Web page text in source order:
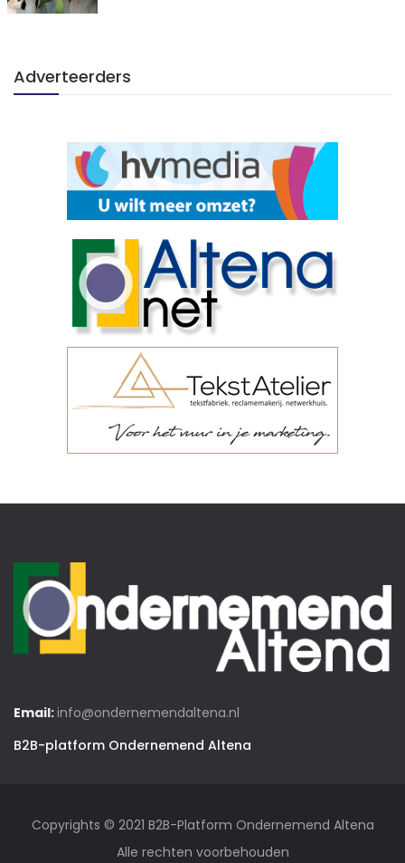
Adverteerders
Email:info@ondernemendaltena.nl
B2B-platform Ondernemend Altena
Copyrights © 2021 B2B-Platform Ondernemend Altena
Alle rechten voorbehouden